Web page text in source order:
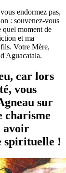
endormez pas,
: souvenez-vous
quel moment de
et ma
Votre Mère,
car lors
vous
sur
charisme
avoir
spirituelle !